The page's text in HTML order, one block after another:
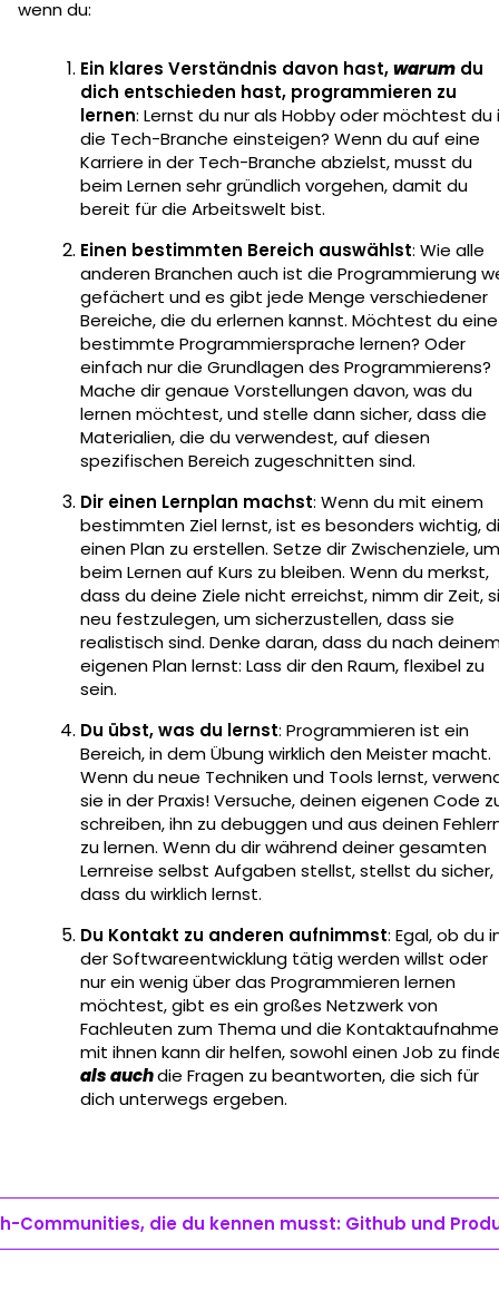
wenn du:
Ein klares Verständnis davon hast,warum du
dich entschieden hast, programmieren zu
lernen: Lernst du nur als Hobby oder möchtest du
die Tech-Branche einsteigen? Wenn du auf eine
Karriere in der Tech-Branche abzielst, musst du
beim Lernen sehr gründlich vorgehen, damit du
bereit für die Arbeitswelt bist.
Einen bestimmten Bereich auswählst: Wie alle
anderen Branchen auch ist die Programmierung
gefächert und es gibt jede Menge verschiedener
Bereiche, die du erlernen kannst. Möchtest du eine
bestimmte Programmiersprache lernen? Oder
einfach nur die Grundlagen des Programmierens?
Mache dir genaue Vorstellungen davon, was du
lernen möchtest, und stelle dann sicher, dass die
Materialien, die du verwendest, auf diesen
spezifischen Bereich zugeschnitten sind.
Dir einen Lernplan machst: Wenn du mit einem
bestimmten Ziel lernst, ist es besonders wichtig,
einen Plan zu erstellen. Setze dir Zwischenziele, um
beim Lernen auf Kurs zu bleiben. Wenn du merkst,
dass du deine Ziele nicht erreichst, nimm dir Zeit,
neu festzulegen, um sicherzustellen, dass sie
realistisch sind. Denke daran, dass du nach
eigenen Plan lernst: Lass dir den Raum, flexibel zu
sein.
Du übst, was du lernst: Programmieren ist ein
Bereich, in dem Übung wirklich den Meister macht.
Wenn du neue Techniken und Tools lernst,
sie in der Praxis! Versuche, deinen eigenen Code
schreiben, ihn zu debuggen und aus deinen
zu lernen. Wenn du dir während deiner gesamten
Lernreise selbst Aufgaben stellst, stellst du sicher,
dass du wirklich lernst.
Du Kontakt zu anderen aufnimmst: Egal, ob du
der Softwareentwicklung tätig werden willst oder
nur ein wenig über das Programmieren lernen
möchtest, gibt es ein großes Netzwerk von
Fachleuten zum Thema und die Kontaktaufnahme
mit ihnen kann dir helfen, sowohl einen Job zu
als auchdie Fragen zu beantworten, die sich für
dich unterwegs ergeben.
Communities, die du kennen musst: Github und